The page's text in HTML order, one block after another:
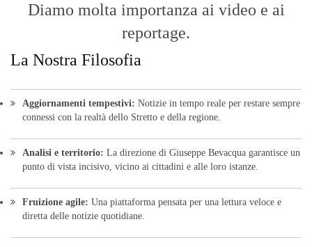
Diamo molta importanza ai video e ai
reportage.
La Nostra Filosofia
Aggiornamenti tempestivi: Notizie in tempo reale per restare sempre
connessi con la realtà dello Stretto e della regione.
Analisi e territorio: La direzione di Giuseppe Bevacqua garantisce un
punto di vista incisivo, vicino ai cittadini e alle loro istanze.
Fruizione agile: Una piattaforma pensata per una lettura veloce e
diretta delle notizie quotidiane.